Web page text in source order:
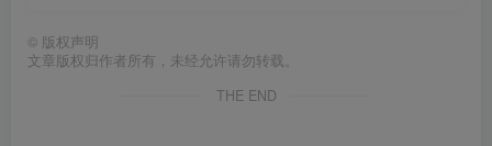
© 版权声明
文章版权归作者所有，未经允许请勿转载。
THE END